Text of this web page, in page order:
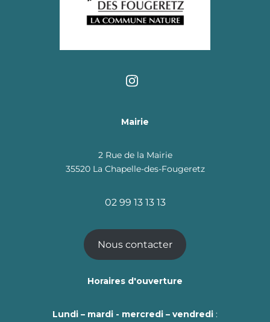
Mairie
2 Rue de la Mairie
35520 La Chapelle-des-Fougeretz
02 99 13 13 13
Nous contacter
Horaires d'ouverture
Lundi – mardi - mercredi – vendredi :